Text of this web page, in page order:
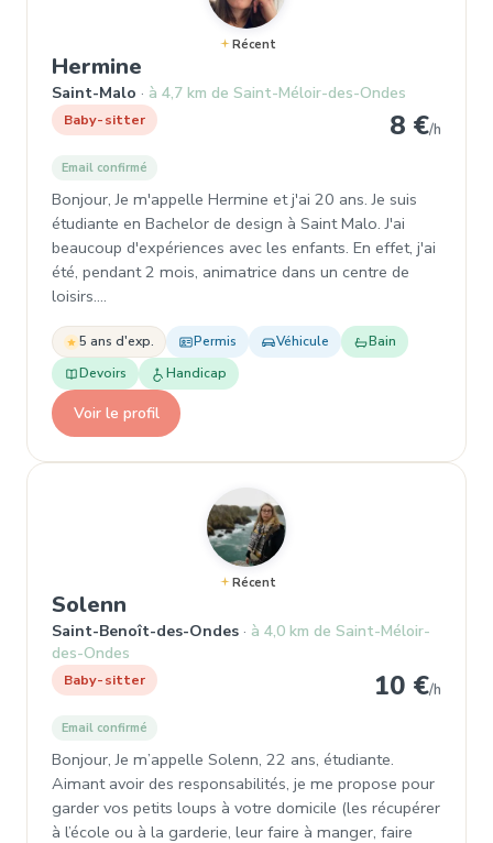
Récent
Hermine
Saint-Malo à 4,7 km de Saint-Méloir-des-Ondes
Baby-sitter 8 €/h
Email confirmé
Bonjour, Je m'appelle Hermine et j'ai 20 ans. Je suis
étudiante en Bachelor de design à Saint Malo. J'ai
beaucoup d'expériences avec les enfants. En effet, j'ai
été, pendant 2 mois, animatrice dans un centre de
loisirs.…
5 ans d'exp. Permis Véhicule
Bain
Devoirs
Handicap
Voir le profil
Récent
Solenn
Saint-Benoît-des-Ondes
à 4,0 km de Saint-Méloir-
des-Ondes
Baby-sitter 10 €/h
Email confirmé
Bonjour, Je m’appelle Solenn, 22 ans, étudiante.
Aimant avoir des responsabilités, je me propose pour
garder vos petits loups à votre domicile (les récupérer
à l’école ou à la garderie, leur faire à manger, faire